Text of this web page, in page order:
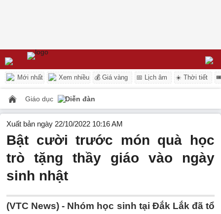
Mới nhất Xem nhiều 💰 Giá vàng 📅 Lịch âm ☀️ Thời tiết
Giáo dục Diễn đàn
Xuất bản ngày 22/10/2022 10:16 AM
Bật cười trước món quà học
trò tặng thầy giáo vào ngày
sinh nhật
(VTC News) - Nhóm học sinh tại Đắk Lắk đã tổ